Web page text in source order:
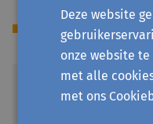
Prijs
Deze website
onze website
met alle
met ons